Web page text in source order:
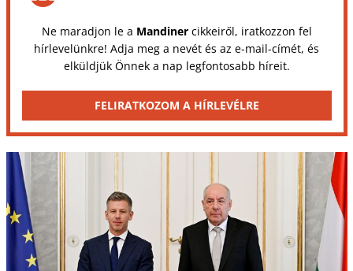
Ne maradjon le a Mandinercikkeiről, iratkozzon fel
hírlevelünkre! Adja meg a nevét és az e-mail-címét, és
elküldjük Önnek a nap legfontosabb híreit.
FELIRATKOZOM A HÍRLEVÉLRE